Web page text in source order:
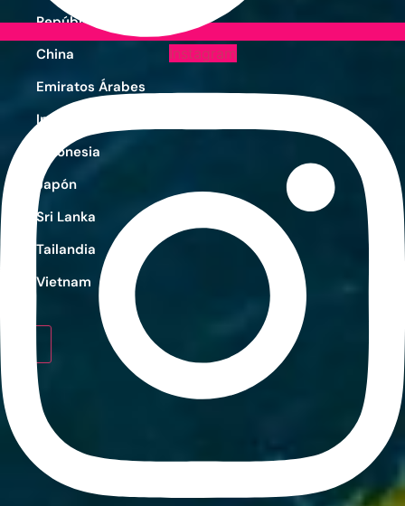
República Dominicana
China
Emiratos Árabes
India
Indonesia
Japón
Sri Lanka
Tailandia
Vietnam
Instagram